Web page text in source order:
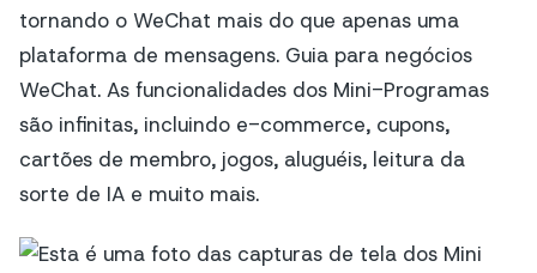
tornando o WeChat mais do que apenas uma
plataforma de mensagens. Guia para negócios
WeChat. As funcionalidades dos Mini-Programas
são infinitas, incluindo e-commerce, cupons,
cartões de membro, jogos, aluguéis, leitura da
sorte de IA e muito mais.